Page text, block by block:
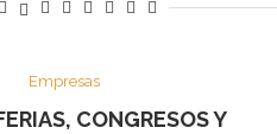
Empresas
CONGRESOS Y